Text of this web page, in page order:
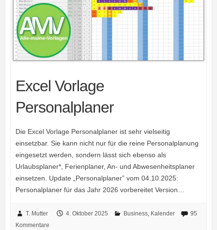
Excel Vorlage
Personalplaner
Die Excel Vorlage Personalplaner ist sehr vielseitig
einsetzbar. Sie kann nicht nur für die reine Personalplanung
eingesetzt werden, sondern lässt sich ebenso als
Urlaubsplaner*, Ferienplaner, An- und Abwesenheitsplaner
einsetzen. Update „Personalplaner” vom 04.10.2025:
Personalplaner für das Jahr 2026 vorbereitet Version…
T. Mutter 4. Oktober 2025 Business, Kalender
95
Kommentare